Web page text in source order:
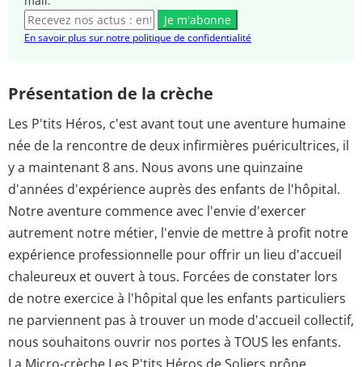
Je m'abonne
En savoir plus sur notre politique de confidentialité
Présentation de la crèche
Les P'tits Héros, c'est avant tout une aventure humaine
née de la rencontre de deux infirmières puéricultrices, il
y a maintenant 8 ans. Nous avons une quinzaine
d'années d'expérience auprès des enfants de l'hôpital.
Notre aventure commence avec l'envie d'exercer
autrement notre métier, l'envie de mettre à profit notre
expérience professionnelle pour offrir un lieu d'accueil
chaleureux et ouvert à tous. Forcées de constater lors
de notre exercice à l'hôpital que les enfants particuliers
ne parviennent pas à trouver un mode d'accueil collectif,
nous souhaitons ouvrir nos portes à TOUS les enfants.